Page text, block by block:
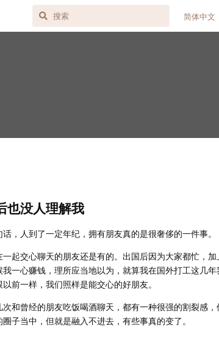
简体中文
也没人理解我
，人到了一定年纪，拥有朋友真的是很奢侈的一件事。
起交心聊天的朋友还是有的。出国后因为大家都忙，
一心赚钱，理所应当地以为，就算我在国外打工这几
前一样，我们照样是能交心的好朋友。
和曾经的朋友吃饭喝酒聊天，都有一种很强的割裂感
子当中，但就是融入不进去，有些事真的变了。